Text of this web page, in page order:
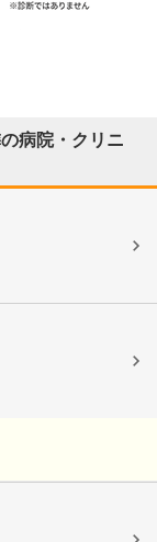
病院・クリニ